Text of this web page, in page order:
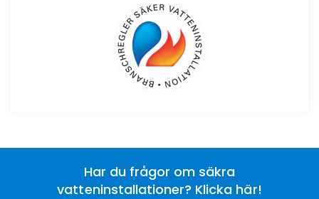
Har du frågor om säkra
vatteninstallationer? Klicka här!